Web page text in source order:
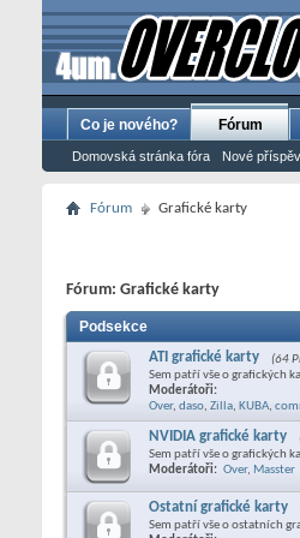
Co je nového? Fórum
Domovská stránka fóra Nové
Fórum Grafické karty
Fórum: Grafické karty
Podsekce
ATI grafické karty
(64
Sem patří vše o grafických
Moderátoři:
Over, daso, Zilla, KUBA,
NVIDIA grafické karty
Sem patří vše o grafických
Moderátoři: Over, Masster
Ostatní grafické karty
Sem patří vše o ostatních